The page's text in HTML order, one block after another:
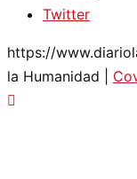
Twitter
https://
la Humanidad